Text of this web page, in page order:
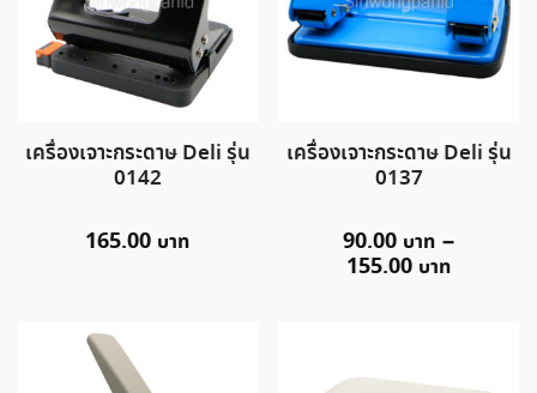
เครื่องเจาะกระดาษ Deli รุ่น
0142
165.00
เครื่องเจาะกระดาษ Deli รุ่น
0137
90.00
–
155.00